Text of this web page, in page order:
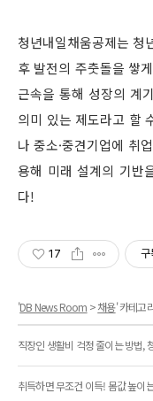
청년내일채움공제는 청
후 발전의 주춧돌을 쌓
근속을 통해 성장의 계
의미 있는 제도라고 할
나 중소·중견기업에 취
용해 미래 설계의 기반
다!
17 구
'DB News Room >채용' 카테고
직장인 생활비 걱정 줄이는 방법,
취득하면 무조건 이득! 몸값 높이